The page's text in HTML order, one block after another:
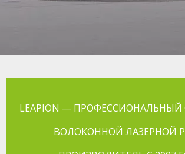
LEAPION — ПРОФЕССИОНАЛЬНЫЙ
ВОЛОКОННОЙ ЛАЗЕРНОЙ